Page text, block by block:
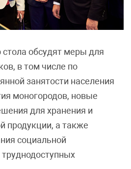
стола обсудят меры для
в том числе по
занятости населения
моногородов, новые
для хранения и
продукции, а также
социальной